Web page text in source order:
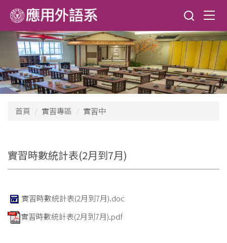
到
主
區
首頁 實習專區 實習中
實習時數統計表(2月到7月)
實習時數統計表(2月到7月).doc
實習時數統計表(2月到7月).pdf